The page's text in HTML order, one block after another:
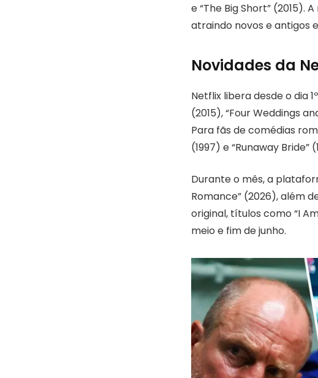
e “The Big Short”
atraindo novos e antigos
Novidades da
Netflix libera desde o dia
(2015), “Four Weddings
Para fãs de comédias
(1997) e “Runaway Bride”
Durante o mês, a
Romance” (2026), além
original, títulos como “I
meio e fim de junho.